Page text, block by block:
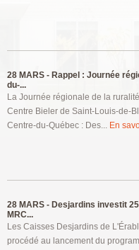
28 MARS - Rappel : Journée
du-...
La Journée régionale de la
Centre Bieler de Saint-Louis-de-
Centre-du-Québec : Des... En
28 MARS - Desjardins investit
MRC...
Les Caisses Desjardins de
procédé au lancement du